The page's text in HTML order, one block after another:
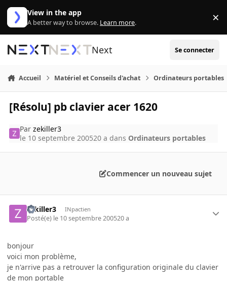
Aller au contenu
View in the app
A better way to browse. Learn more. ×
Next Se connecter
Accueil Matériel et Conseils d'achat Ordinateurs portables
[Résolu] pb clavier acer 1620
Parzekiller3
le 10 septembre 200520 a dans Ordinateurs portables
Commencer un nouveau sujet
zekiller3 INpactien
Posté(e) le 10 septembre 200520 a
bonjour
voici mon problème,
je n'arrive pas a retrouver la configuration originale du clavier
de mon portable